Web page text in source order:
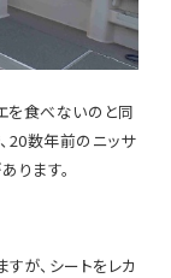
を食べないのと同
20数年前のニッサ
ります。
が、シートをレカ